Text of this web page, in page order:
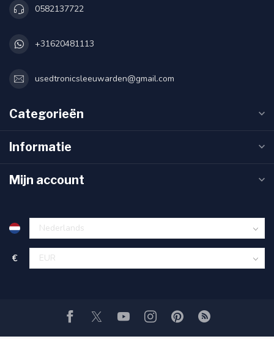
0582137722
+31620481113
usedtronicsleeuwarden@gmail.com
Categorieën
Informatie
Mijn account
€